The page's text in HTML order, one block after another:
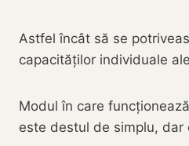
Astfel încât să se
capacităților individuale
Modul în care
este destul de simplu, dar